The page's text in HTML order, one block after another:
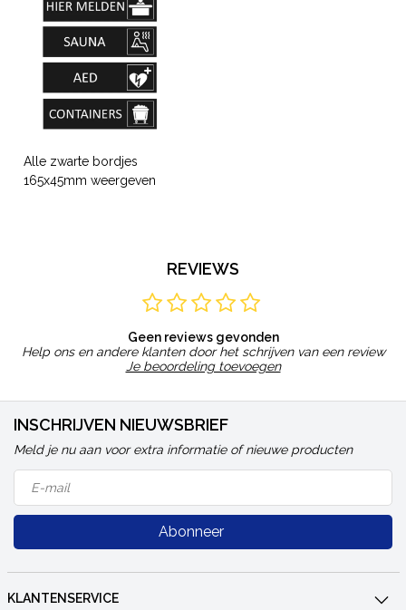
Alle zwarte bordjes
165x45mm weergeven
REVIEWS
Geen reviews gevonden
Help ons en andere klanten door het schrijven van een review
Je beoordeling toevoegen
INSCHRIJVEN NIEUWSBRIEF
Meld je nu aan voor extra informatie of nieuwe producten
Abonneer
KLANTENSERVICE